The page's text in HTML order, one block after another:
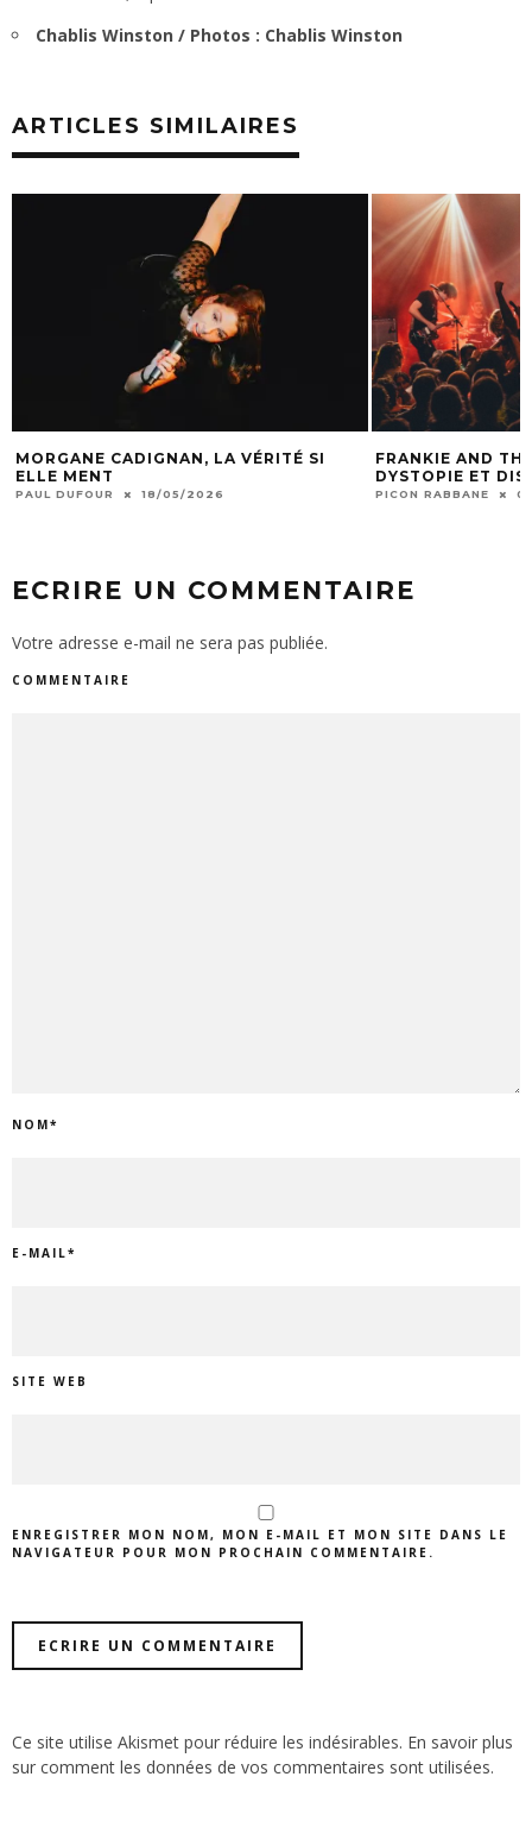
Chablis Winston / Photos : Chablis Winston
ARTICLES SIMILAIRES
LA VÉRITÉ SI
2026
FRANKIE AND THE WITCH FINGERS :
DYSTOPIE ET DISTO-PUNK
PICON RABBANE 06/01/2026
ECRIRE UN COMMENTAIRE
Votre adresse e-mail ne sera pas publiée.
COMMENTAIRE
NOM*
E-MAIL*
SITE WEB
ENREGISTRER MON NOM, MON E-MAIL ET MON SITE DANS LE
NAVIGATEUR POUR MON PROCHAIN COMMENTAIRE.
Ce site utilise Akismet pour réduire les indésirables. En savoir plus
sur comment les données de vos commentaires sont utilisées.